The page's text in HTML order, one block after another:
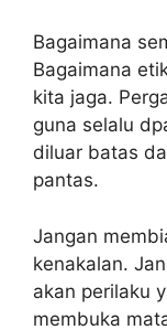
Bagaimana
Bagaimana
kita jaga.
guna selalu
diluar batas
pantas.
Jangan
kenakalan.
akan perilaku
membuka